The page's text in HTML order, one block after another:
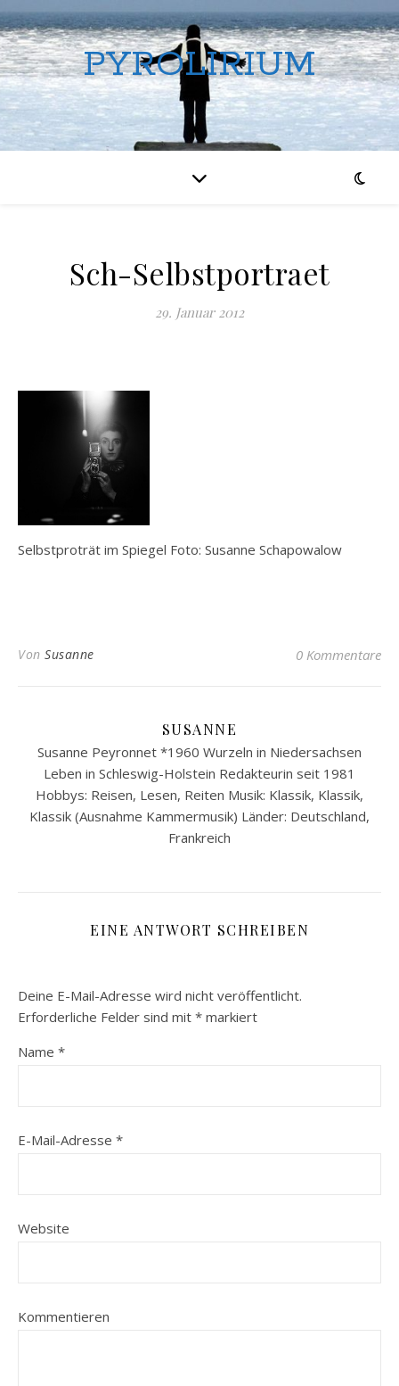
PYROLIRIUM
Sch-Selbstportraet
29. Januar 2012
Selbstproträt im Spiegel Foto: Susanne Schapowalow
Von Susanne 0 Kommentare
SUSANNE
Susanne Peyronnet *1960 Wurzeln in Niedersachsen
Leben in Schleswig-Holstein Redakteurin seit 1981
Hobbys: Reisen, Lesen, Reiten Musik: Klassik, Klassik,
Klassik (Ausnahme Kammermusik) Länder: Deutschland,
Frankreich
EINE ANTWORT SCHREIBEN
Deine E-Mail-Adresse wird nicht veröffentlicht.
Erforderliche Felder sind mit * markiert
Name *
E-Mail-Adresse *
Website
Kommentieren